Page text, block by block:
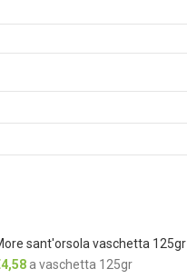
sant'orsola vaschetta 125gr
4,58 a vaschetta 125gr